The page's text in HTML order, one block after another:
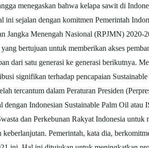
menegaskan bahwa kelapa sawit di
sejalan dengan komitmen Pemerintah
Jangka Menengah Nasional (RPJMN)
yang bertujuan untuk memberikan akses
dari satu generasi ke generasi berikutnya.
signifikan terhadap pencapaian
tercantum dalam Peraturan Presiden
dengan Indonesian Sustainable Palm Oil
dan Perkebunan Rakyat Indonesia
Pemerintah, kata dia,